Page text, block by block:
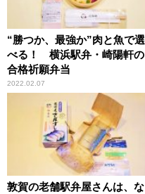
“勝つか、最強か”肉と魚で選
べる！ 横浜駅弁・崎陽軒の
合格祈願弁当
2022.02.07
敦賀の老舗駅弁屋さんは、な